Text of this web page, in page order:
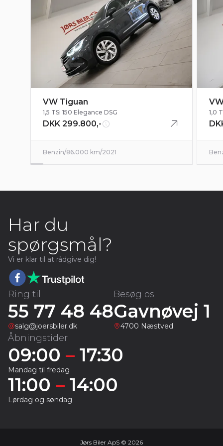
VW Tiguan
1,5 TSi 150 Elegance DSG
DKK 299.800,-
Benzin/86.000 km/2021
1,0
Har du
spørgsmål?
Vi er klar til at rådgive dig!
Ring til
55 77 48 48
salg@joersbiler.dk
Besøg os
Gavnøvej 1
4700 Næstved
Åbningstider
09:00 – 17:30
Mandag til fredag
11:00 – 14:00
Lørdag og søndag
Jørs Biler ApS © 2026